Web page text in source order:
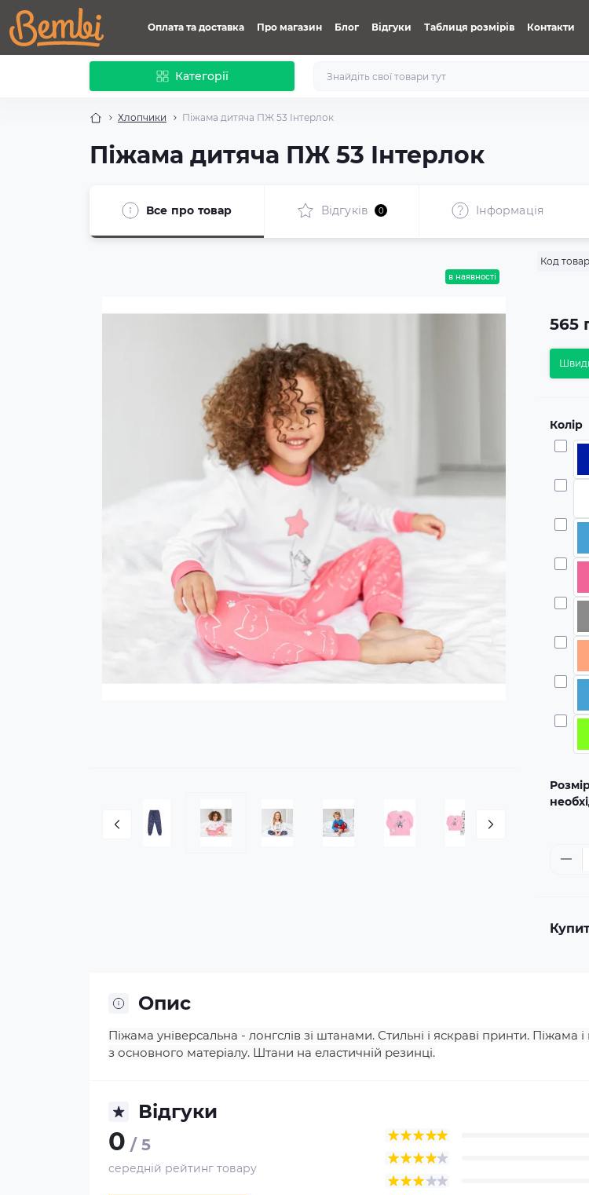
Оплата та доставка Про магазин Блог Відгуки Таблиця розмірів Контакти
Категорії
Хлопчики Піжама дитяча ПЖ 53 Інтерлок
Піжама дитяча ПЖ 53 Інтерлок
Все про товар Відгуків 0 Iнформація
в наявності
Код
565
Колір
Опис
Піжама універсальна - лонгслів зі штанами. Стильні і яскраві принти.
з основного матеріалу. Штани на еластичній резинці.
Відгуки
0 / 5
середній рейтинг товару